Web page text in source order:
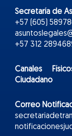
Secretaría de
+57 (605)
+57 312
Canales
Ciudadano
Correo